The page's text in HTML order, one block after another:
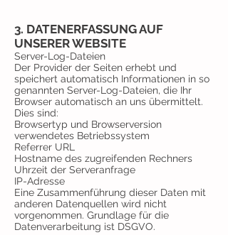
3. DATENERFASSUNG AUF
UNSERER WEBSITE
Server-Log-Dateien
Der Provider der Seiten erhebt und
speichert automatisch Informationen in so
genannten Server-Log-Dateien, die Ihr
Browser automatisch an uns übermittelt.
Dies sind:
Browsertyp und Browserversion
verwendetes Betriebssystem
Referrer URL
Hostname des zugreifenden Rechners
Uhrzeit der Serveranfrage
IP-Adresse
Eine Zusammenführung dieser Daten mit
anderen Datenquellen wird nicht
vorgenommen. Grundlage für die
Datenverarbeitung ist DSGVO.